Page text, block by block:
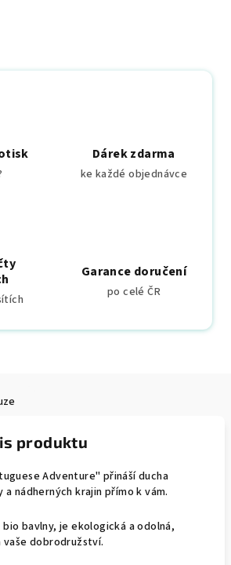
Dárek zdarma
ke každé objednávce
Garance doručení
po celé ČR
produktu
Adventure" přináší ducha
nádherných krajin přímo k vám.
bio bavlny, je ekologická a odolná,
vaše dobrodružství.